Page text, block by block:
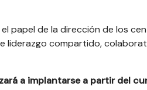
papel de la dirección de los
liderazgo compartido,
a implantarse a partir del